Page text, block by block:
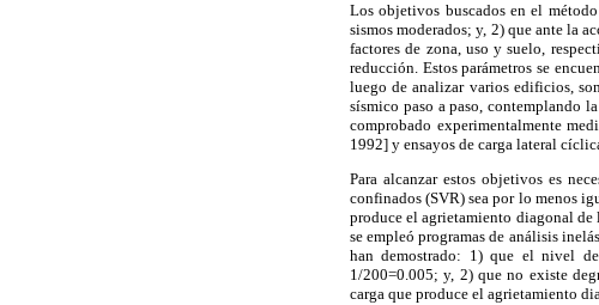
Los objetivos buscados en el
sismos moderados; y, 2) que ante la
factores de zona, uso y suelo,
reducción. Estos parámetros se
luego de analizar varios edificios,
sísmico paso a paso, contemplando
comprobado experimentalmente
1992] y ensayos de carga lateral
Para alcanzar estos objetivos es
confinados (SVR) sea por lo menos
produce el agrietamiento diagonal de
se empleó programas de análisis
han demostrado: 1) que el nivel
1/200=0.005; y, 2) que no existe
carga que produce el agrietamiento